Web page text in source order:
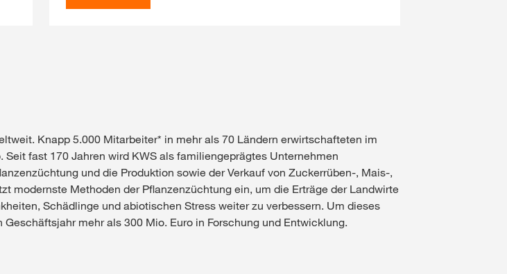
Knapp 5.000 Mitarbeiter* in mehr als 70 Ländern erwirtschafteten im
fast 170 Jahren wird KWS als familiengeprägtes Unternehmen
und die Produktion sowie der Verkauf von Zuckerrüben-, Mais-,
modernste Methoden der Pflanzenzüchtung ein, um die Erträge der Landwirte
Schädlinge und abiotischen Stress weiter zu verbessern. Um dieses
mehr als 300 Mio. Euro in Forschung und Entwicklung.